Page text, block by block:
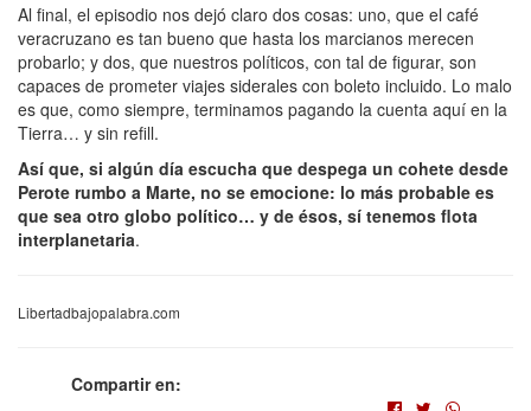
Al final, el episodio nos dejó claro dos cosas: uno, que el café
veracruzano es tan bueno que hasta los marcianos merecen
probarlo; y dos, que nuestros políticos, con tal de figurar, son
capaces de prometer viajes siderales con boleto incluido. Lo malo
es que, como siempre, terminamos pagando la cuenta aquí en la
Tierra… y sin refill.
Así que, si algún día escucha que despega un cohete desde
Perote rumbo a Marte, no se emocione: lo más probable es
que sea otro globo político… y de ésos, sí tenemos flota
interplanetaria.
Libertadbajopalabra.com
Compartir en: